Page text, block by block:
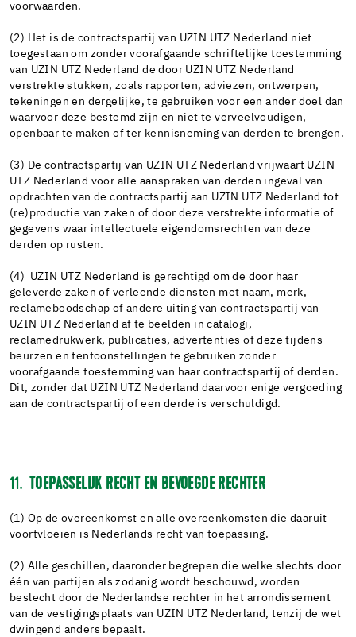
voorwaarden.
(2) Het is de contractspartij van UZIN UTZ Nederland niet
toegestaan om zonder voorafgaande schriftelijke toestemming
van UZIN UTZ Nederland de door UZIN UTZ Nederland
verstrekte stukken, zoals rapporten, adviezen, ontwerpen,
tekeningen en dergelijke, te gebruiken voor een ander doel dan
waarvoor deze bestemd zijn en niet te verveelvoudigen,
openbaar te maken of ter kennisneming van derden te brengen.
(3) De contractspartij van UZIN UTZ Nederland vrijwaart UZIN
UTZ Nederland voor alle aanspraken van derden ingeval van
opdrachten van de contractspartij aan UZIN UTZ Nederland tot
(re)productie van zaken of door deze verstrekte informatie of
gegevens waar intellectuele eigendomsrechten van deze
derden op rusten.
(4) UZIN UTZ Nederland is gerechtigd om de door haar
geleverde zaken of verleende diensten met naam, merk,
reclameboodschap of andere uiting van contractspartij van
UZIN UTZ Nederland af te beelden in catalogi,
reclamedrukwerk, publicaties, advertenties of deze tijdens
beurzen en tentoonstellingen te gebruiken zonder
voorafgaande toestemming van haar contractspartij of derden.
Dit, zonder dat UZIN UTZ Nederland daarvoor enige vergoeding
aan de contractspartij of een derde is verschuldigd.
11. TOEPASSELIJK RECHT EN BEVOEGDE RECHTER
(1) Op de overeenkomst en alle overeenkomsten die daaruit
voortvloeien is Nederlands recht van toepassing.
(2) Alle geschillen, daaronder begrepen die welke slechts door
één van partijen als zodanig wordt beschouwd, worden
beslecht door de Nederlandse rechter in het arrondissement
van de vestigingsplaats van UZIN UTZ Nederland, tenzij de wet
dwingend anders bepaalt.